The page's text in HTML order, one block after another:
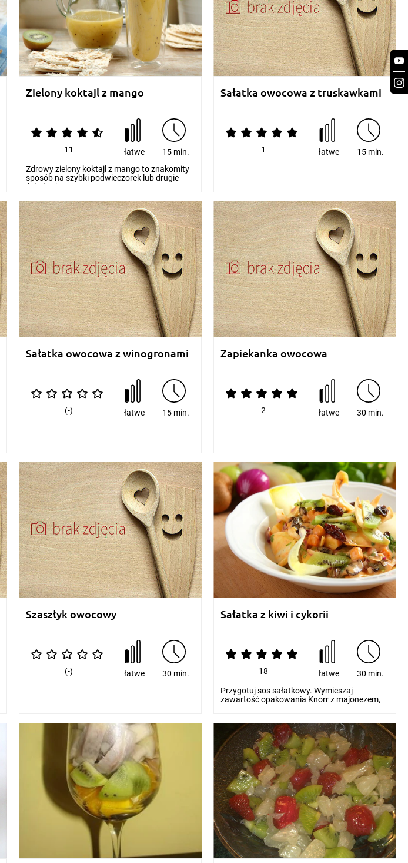
Zielony koktajl z mango
11 łatwe
15 min.
Zdrowy zielony koktajl z mango to znakomity
sposób na szybki podwieczorek lub drugie
śniadanie. D...
Sałatka owocowa z truskawkami
1 łatwe 15 min.
Sałatka owocowa z winogronami
(-) łatwe 15 min.
Zapiekanka owocowa
2 łatwe 30 min.
Szaszłyk owocowy
(-) łatwe 30 min.
Sałatka z kiwi i cykorii
18 łatwe
30 min.
Przygotuj sos sałatkowy. Wymieszaj
zawartość opakowania Knorr z majonezem,
ketchupem, oraz sokiem...